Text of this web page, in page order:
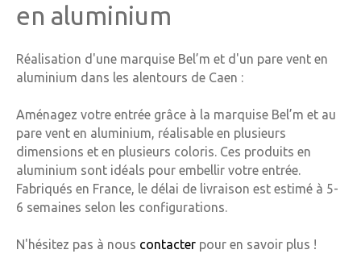
en aluminium
Réalisation d'une marquise Bel’m et d'un pare vent en
aluminium dans les alentours de Caen :
Aménagez votre entrée grâce à la marquise Bel’m et au
pare vent en aluminium, réalisable en plusieurs
dimensions et en plusieurs coloris. Ces produits en
aluminium sont idéals pour embellir votre entrée.
Fabriqués en France, le délai de livraison est estimé à 5-
6 semaines selon les configurations.
N'hésitez pas à nous contacter pour en savoir plus !